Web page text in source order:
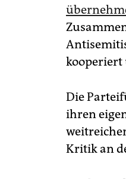
kooperiert
Die
ihren
Kritik an